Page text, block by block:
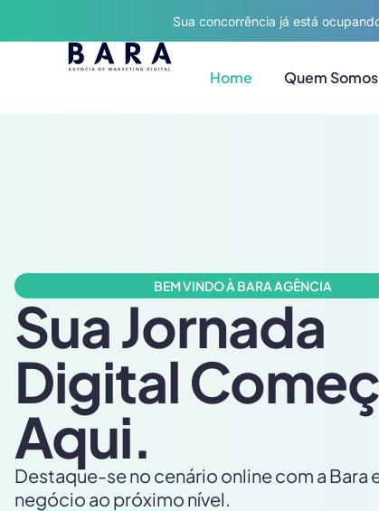
Sua concorrência já está
Home Quem Somos
BEM VINDO À BARA AGÊNCIA
Sua Jornada
Digital
Aqui.
Destaque-se no cenário online com a Bara
negócio ao próximo nível.